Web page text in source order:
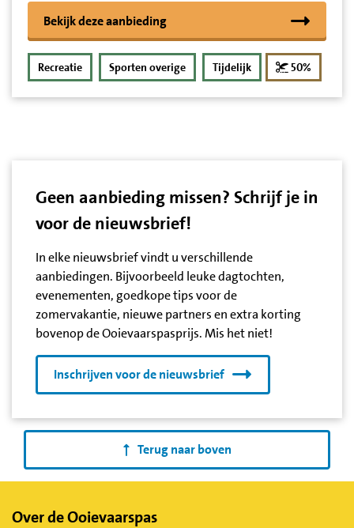
Bekijk deze aanbieding
Recreatie Sporten overige Tijdelijk 50%
Geen aanbieding missen? Schrijf je in
voor de nieuwsbrief!
In elke nieuwsbrief vindt u verschillende
aanbiedingen. Bijvoorbeeld leuke dagtochten,
evenementen, goedkope tips voor de
zomervakantie, nieuwe partners en extra korting
bovenop de Ooievaarspasprijs. Mis het niet!
Inschrijven voor de nieuwsbrief
Terug naar boven
Belangrijke
Over de Ooievaarspas